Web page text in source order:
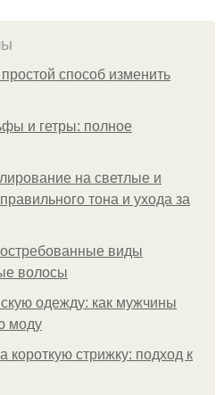
способ изменить
и гетры: полное
на светлые и
тона и ухода за
виды
волосы
одежду: как мужчины
моду
короткую стрижку: подход к